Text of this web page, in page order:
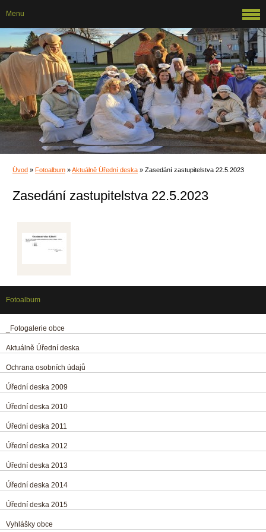
Úvod » Fotoalbum »Aktuálně Úřední deska » Zasedání zastupitelstva 22.5.2023
Zasedání zastupitelstva 22.5.2023
Menu
Fotoalbum
_Fotogalerie obce
Aktuálně Úřední deska
Ochrana osobních údajů
Úřední deska 2009
Úřední deska 2010
Úřední deska 2011
Úřední deska 2012
Úřední deska 2013
Úřední deska 2014
Úřední deska 2015
Vyhlášky obce